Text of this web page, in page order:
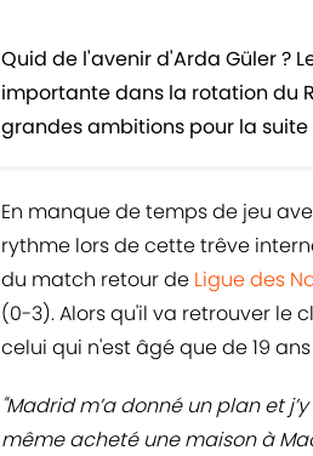
Quid de l'avenir d'Arda Güler ?
importante dans la rotation du
grandes ambitions pour la
En manque de temps de jeu
rythme lors de cette trêve
du match retour de Ligue des
(0-3). Alors qu'il va retrouver le
celui qui n'est âgé que de 19
"Madrid m’a donné un plan et
même acheté une maison à